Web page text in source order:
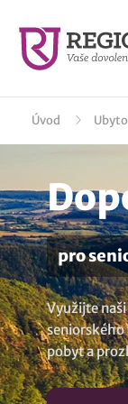
Úvod
pro
Využijte
seniorského
pobyt a